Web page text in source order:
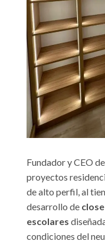
Fundador y CEO de
proyectos
de alto perfil, al
desarrollo de
escolares
condiciones del